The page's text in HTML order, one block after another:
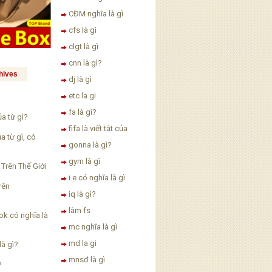
từ gì?
từ gì, có
Thế Giới
có nghĩa là
gì?
CĐM nghĩa là gì
cfs là gì
clgt là gì
cnn là gì?
dj là gì
etc la gi
fa là gì?
fifa là viết tắt của
gonna là gì?
gym là gì
i.e có nghĩa là gì
iq là gì?
làm fs
mc nghĩa là gì
md la gi
mnsđ là gì